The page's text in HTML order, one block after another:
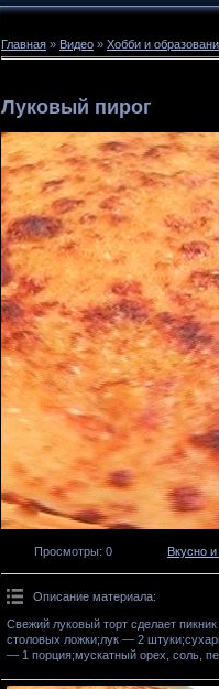
Главная » Видео » Хобби и
Луковый пирог
Просмотры: 0 Вкусно
Описание материала:
Свежий луковый торт сделает
столовых ложки;лук — 2
— 1 порция;мускатный орех, соль,